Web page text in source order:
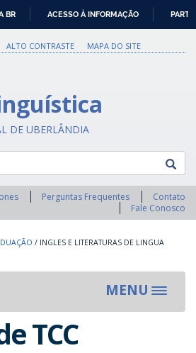
PARA
O
BR ACESSO À INFORMAÇÃO
ALTO CONTRASTE MAPA DO SITE
DE UBERLÂNDIA
Perguntas Frequentes
Contato
Fale Conosco
/ INGLES E LITERATURAS DE LINGUA
MENU
Toggle
TCC